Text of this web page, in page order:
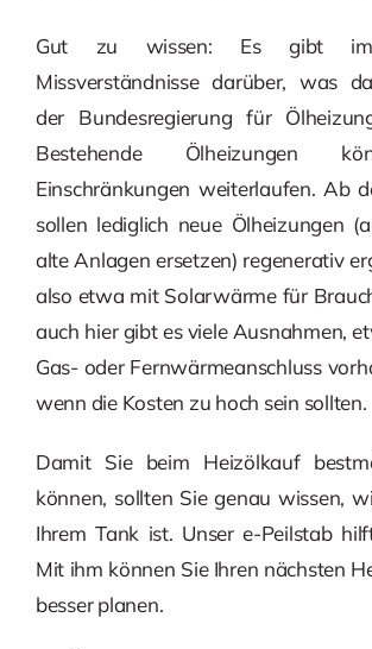
Gut zu wissen: Es gibt
Missverständnisse darüber, was
der Bundesregierung für
Bestehende Ölheizungen
Einschränkungen weiterlaufen. Ab
sollen lediglich neue Ölheizungen
alte Anlagen ersetzen) regenerativ
also etwa mit Solarwärme für
auch hier gibt es viele Ausnahmen,
Gas- oder Fernwärmeanschluss
wenn die Kosten zu hoch sein sollten.
Damit Sie beim Heizölkauf
können, sollten Sie genau wissen,
Ihrem Tank ist. Unser e-Peilstab
Mit ihm können Sie Ihren nächsten
besser planen.